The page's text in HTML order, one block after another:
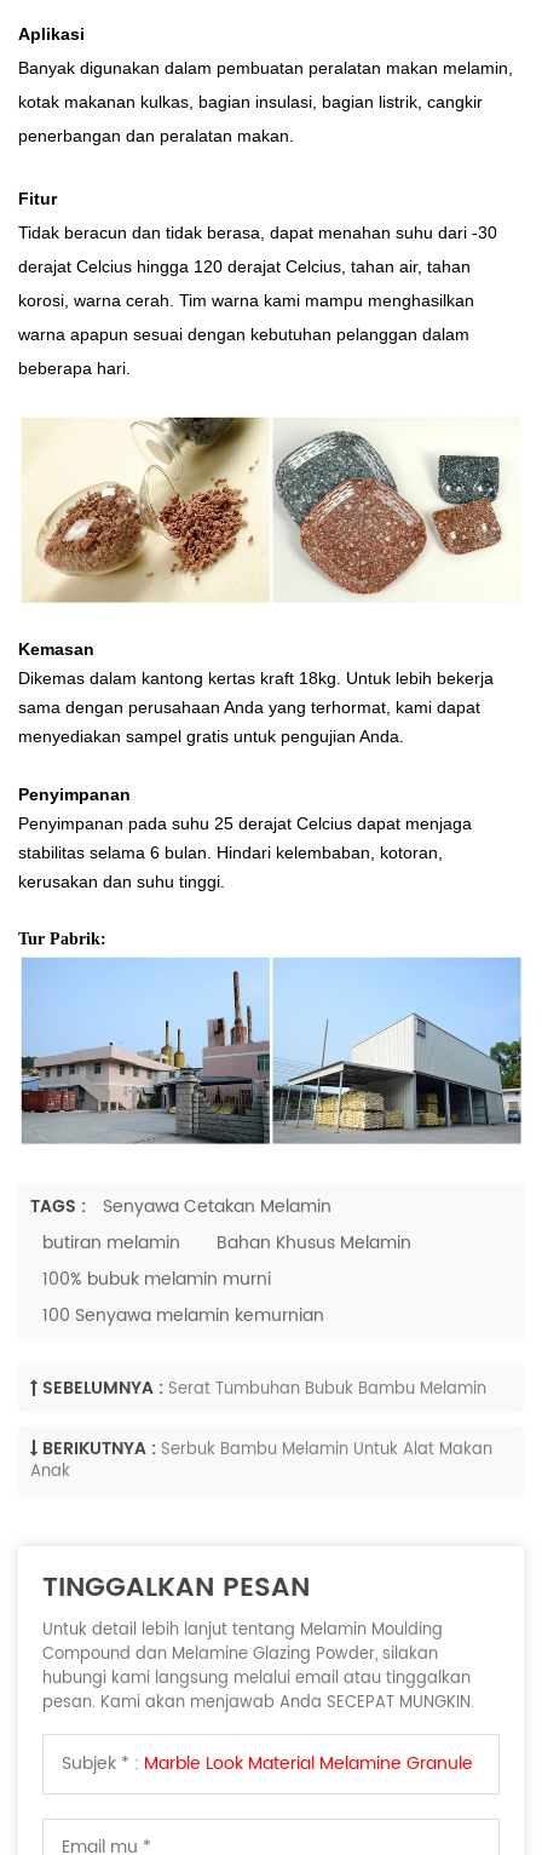
Aplikasi
Banyak digunakan dalam pembuatan peralatan makan melamin,
kotak makanan kulkas, bagian insulasi, bagian listrik, cangkir
penerbangan dan peralatan makan.
Fitur
Tidak beracun dan tidak berasa, dapat menahan suhu dari -30
derajat Celcius hingga 120 derajat Celcius, tahan air, tahan
korosi, warna cerah. Tim warna kami mampu menghasilkan
warna apapun sesuai dengan kebutuhan pelanggan dalam
beberapa hari.
Kemasan
Dikemas dalam kantong kertas kraft 18kg. Untuk lebih bekerja
sama dengan perusahaan Anda yang terhormat, kami dapat
menyediakan sampel gratis untuk pengujian Anda.
Penyimpanan
Penyimpanan pada suhu 25 derajat Celcius dapat menjaga
stabilitas selama 6 bulan. Hindari kelembaban, kotoran,
kerusakan dan suhu tinggi.
Tur Pabrik:
TAGS :
Senyawa Cetakan Melamin
butiran melamin
Bahan Khusus Melamin
100% bubuk melamin murni
100 Senyawa melamin kemurnian
SEBELUMNYA : Serat Tumbuhan Bubuk Bambu Melamin
BERIKUTNYA : Serbuk Bambu Melamin Untuk Alat Makan
Anak
TINGGALKAN PESAN
Untuk detail lebih lanjut tentang Melamin Moulding
Compound dan Melamine Glazing Powder, silakan
hubungi kami langsung melalui email atau tinggalkan
pesan. Kami akan menjawab Anda SECEPAT MUNGKIN.
Subjek * : Marble Look Material Melamine Granule